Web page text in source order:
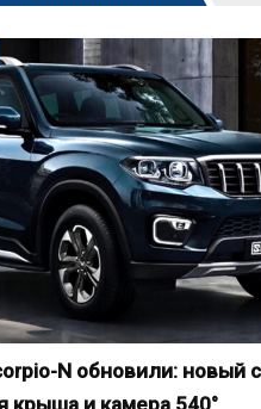
N обновили: новый